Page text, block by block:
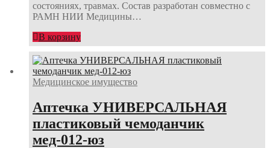
состояниях, травмах. Состав разработан совместно с
РАМН НИИ Медицины…
В корзину
Медицинское имущество
Аптечка УНИВЕРСАЛЬНАЯ
пластиковый чемоданчик
мед-012-юз